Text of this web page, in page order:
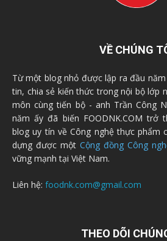
VỀ CHÚNG
Từ một blog nhỏ được lập ra đầu
tin, chia sẻ kiến thức trong nội bộ lớp
môn cùng tiến bộ - anh Trần Công
năm ấy đã biến FOODNK.COM trở
blog uy tín về Công nghệ thực phẩm
dựng được một Cộng đồng Công
vững mạnh tại Việt Nam.
Liên hệ: foodnk.com@gmail.com
THEO DÕI